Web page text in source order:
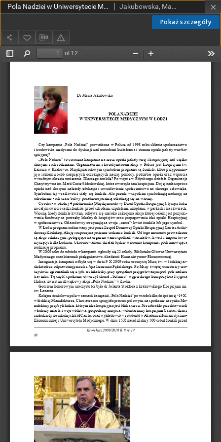
Pokaż szczegóły
Pola Nadziei w Uniwersytecie Medycznym w Łodzi Jakubowska, Maria